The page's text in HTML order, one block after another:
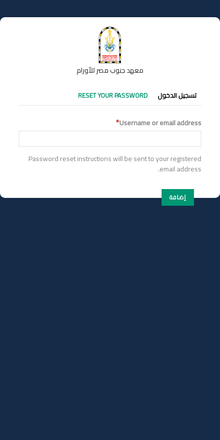
إلى
المحتوى
معهد جنوب مصر للأورام
التبويبات
الأساسية
تسجيل الدخول RESET YOUR PASSWORD
Username or email address
Password reset instructions will be sent to your registered
email address.